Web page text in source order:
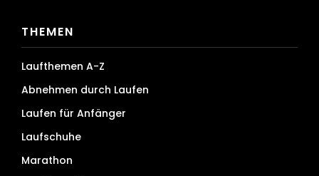
THEMEN
Laufthemen A-Z
Abnehmen durch Laufen
Laufen für Anfänger
Laufschuhe
Marathon